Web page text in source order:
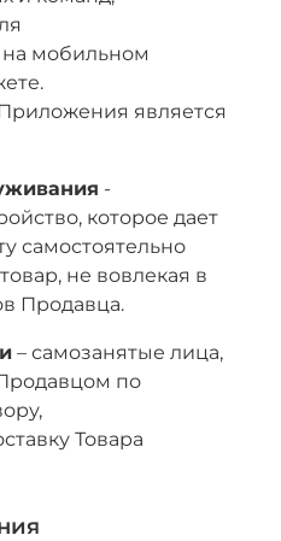
мобильном
является
-
которое дает
самостоятельно
не вовлекая в
Продавца.
– самозанятые лица,
по
Товара